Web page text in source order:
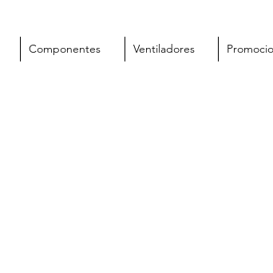
Componentes Ventiladores